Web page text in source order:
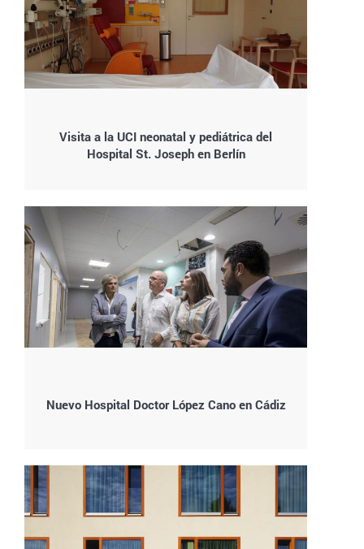
Visita a la UCI neonatal y pediátrica del
Hospital St. Joseph en Berlín
Nuevo Hospital Doctor López Cano en Cádiz